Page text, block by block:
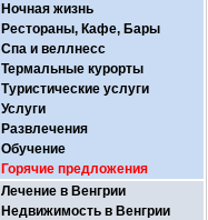
Ночная жизнь
Рестораны, Кафе, Бары
Спа и веллнесс
Термальные курорты
Туристические услуги
Услуги
Развлечения
Обучение
Горячие предложения
Лечение в Венгрии
Недвижимость в Венгрии